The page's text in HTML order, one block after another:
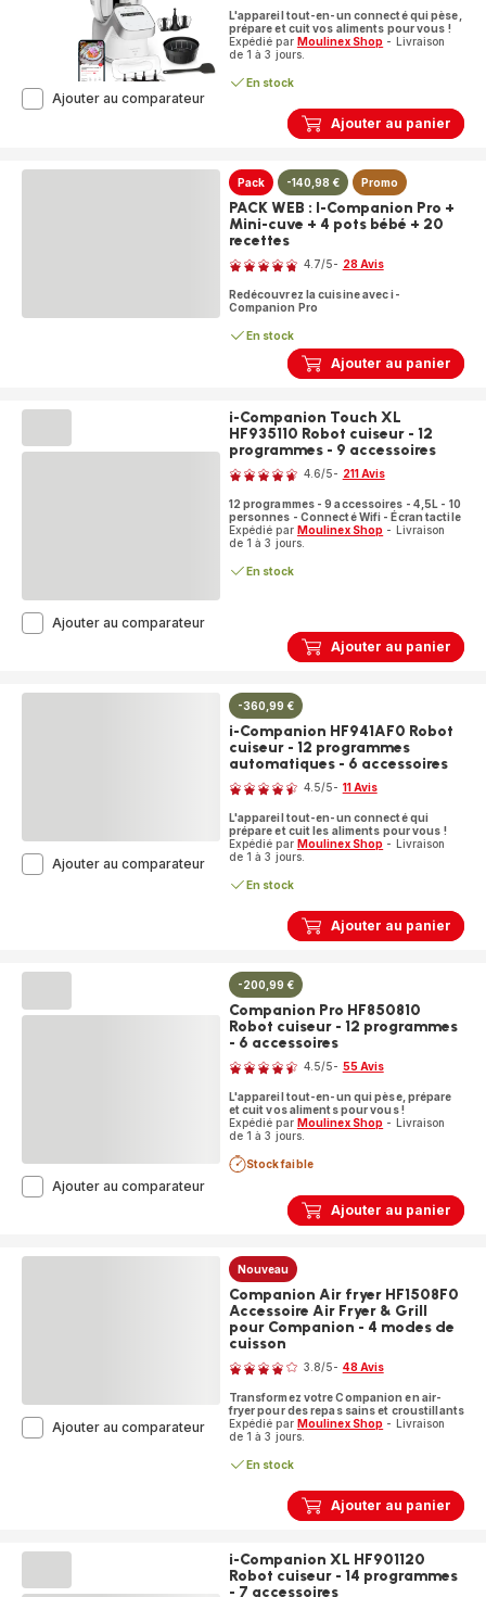
accessoires
Balance
intégrée
Ajouter au panier
L'appareil tout-en-un connecté qui pèse,
prépare et cuit vos aliments pour vous !
Expédié par Moulinex Shop - Livraison
de 1 à 3 jours.
En stock
Ajouter au comparateuri-
Robot
cuiseur
programmes
accessoires
Ajouter au panier
Pack -140,98 € Promo
PACK WEB : I-Companion Pro +
Mini-cuve + 4 pots bébé + 20
recettes
Note
4.7/5- 28 Avis
Redécouvrez la cuisine avec i-
Companion Pro
En stock
Ajouter au panier
i-Companion Touch XL
HF935110 Robot cuiseur - 12
programmes - 9 accessoires
Note
4.6/5- 211 Avis
12 programmes - 9 accessoires - 4,5L - 10
personnes - Connecté Wifi - Écran tactile
Expédié par Moulinex Shop - Livraison
de 1 à 3 jours.
En stock
Ajouter au comparateuri-
HF935110
Robot
cuiseur
programmes
accessoires
Ajouter au panier
-360,99 €
i-Companion HF941AF0 Robot
cuiseur - 12 programmes
automatiques - 6 accessoires
Note
4.5/5- 11 Avis
L'appareil tout-en-un connecté qui
prépare et cuit les aliments pour vous !
Expédié par Moulinex Shop - Livraison
de 1 à 3 jours.
En stock
Ajouter au comparateuri-
Companion
automatiques
accessoires
Ajouter au panier
-200,99 €
Companion Pro HF850810
Robot cuiseur - 12 programmes
- 6 accessoires
Note
4.5/5- 55 Avis
L'appareil tout-en-un qui pèse, prépare
et cuit vos aliments pour vous !
Expédié par Moulinex Shop - Livraison
de 1 à 3 jours.
Stock faible
Ajouter au comparateurCompanion
cuiseur
programmes
accessoires
Ajouter au panier
Nouveau
Companion Air fryer HF1508F0
Accessoire Air Fryer & Grill
pour Companion - 4 modes de
cuisson
Note
3.8/5- 48 Avis
Transformez votre Companion en air-
fryer pour des repas sains et croustillants
Expédié par Moulinex Shop - Livraison
de 1 à 3 jours.
En stock
Ajouter au comparateurCompanion
fryer
pour
i-Companion XL HF901120
Robot cuiseur - 14 programmes
- 7 accessoires
Note